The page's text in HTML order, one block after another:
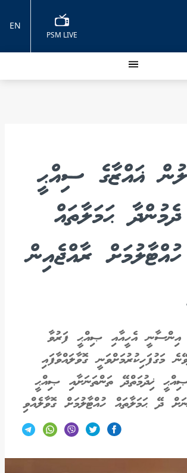
PSM LIVE
EN
ޣައްޒާގެ ސިއްޙީ
ޙަމަލާތައް
ރާއްޖެއިން
އިންސާނީ އެހީއާއި ޞިއްޙީ ފަރުވާ
މަގުފަހިކުރުމަށްވަނީ ގޮވާލައްވާފައި
ޚިދުމަތްދޭ ތަންތަނަށާއި ޞިއްޙީ
ދޭ ޙަމަލާތައް ހުއްޓާލުމަށް ގޮވާލެއްވި